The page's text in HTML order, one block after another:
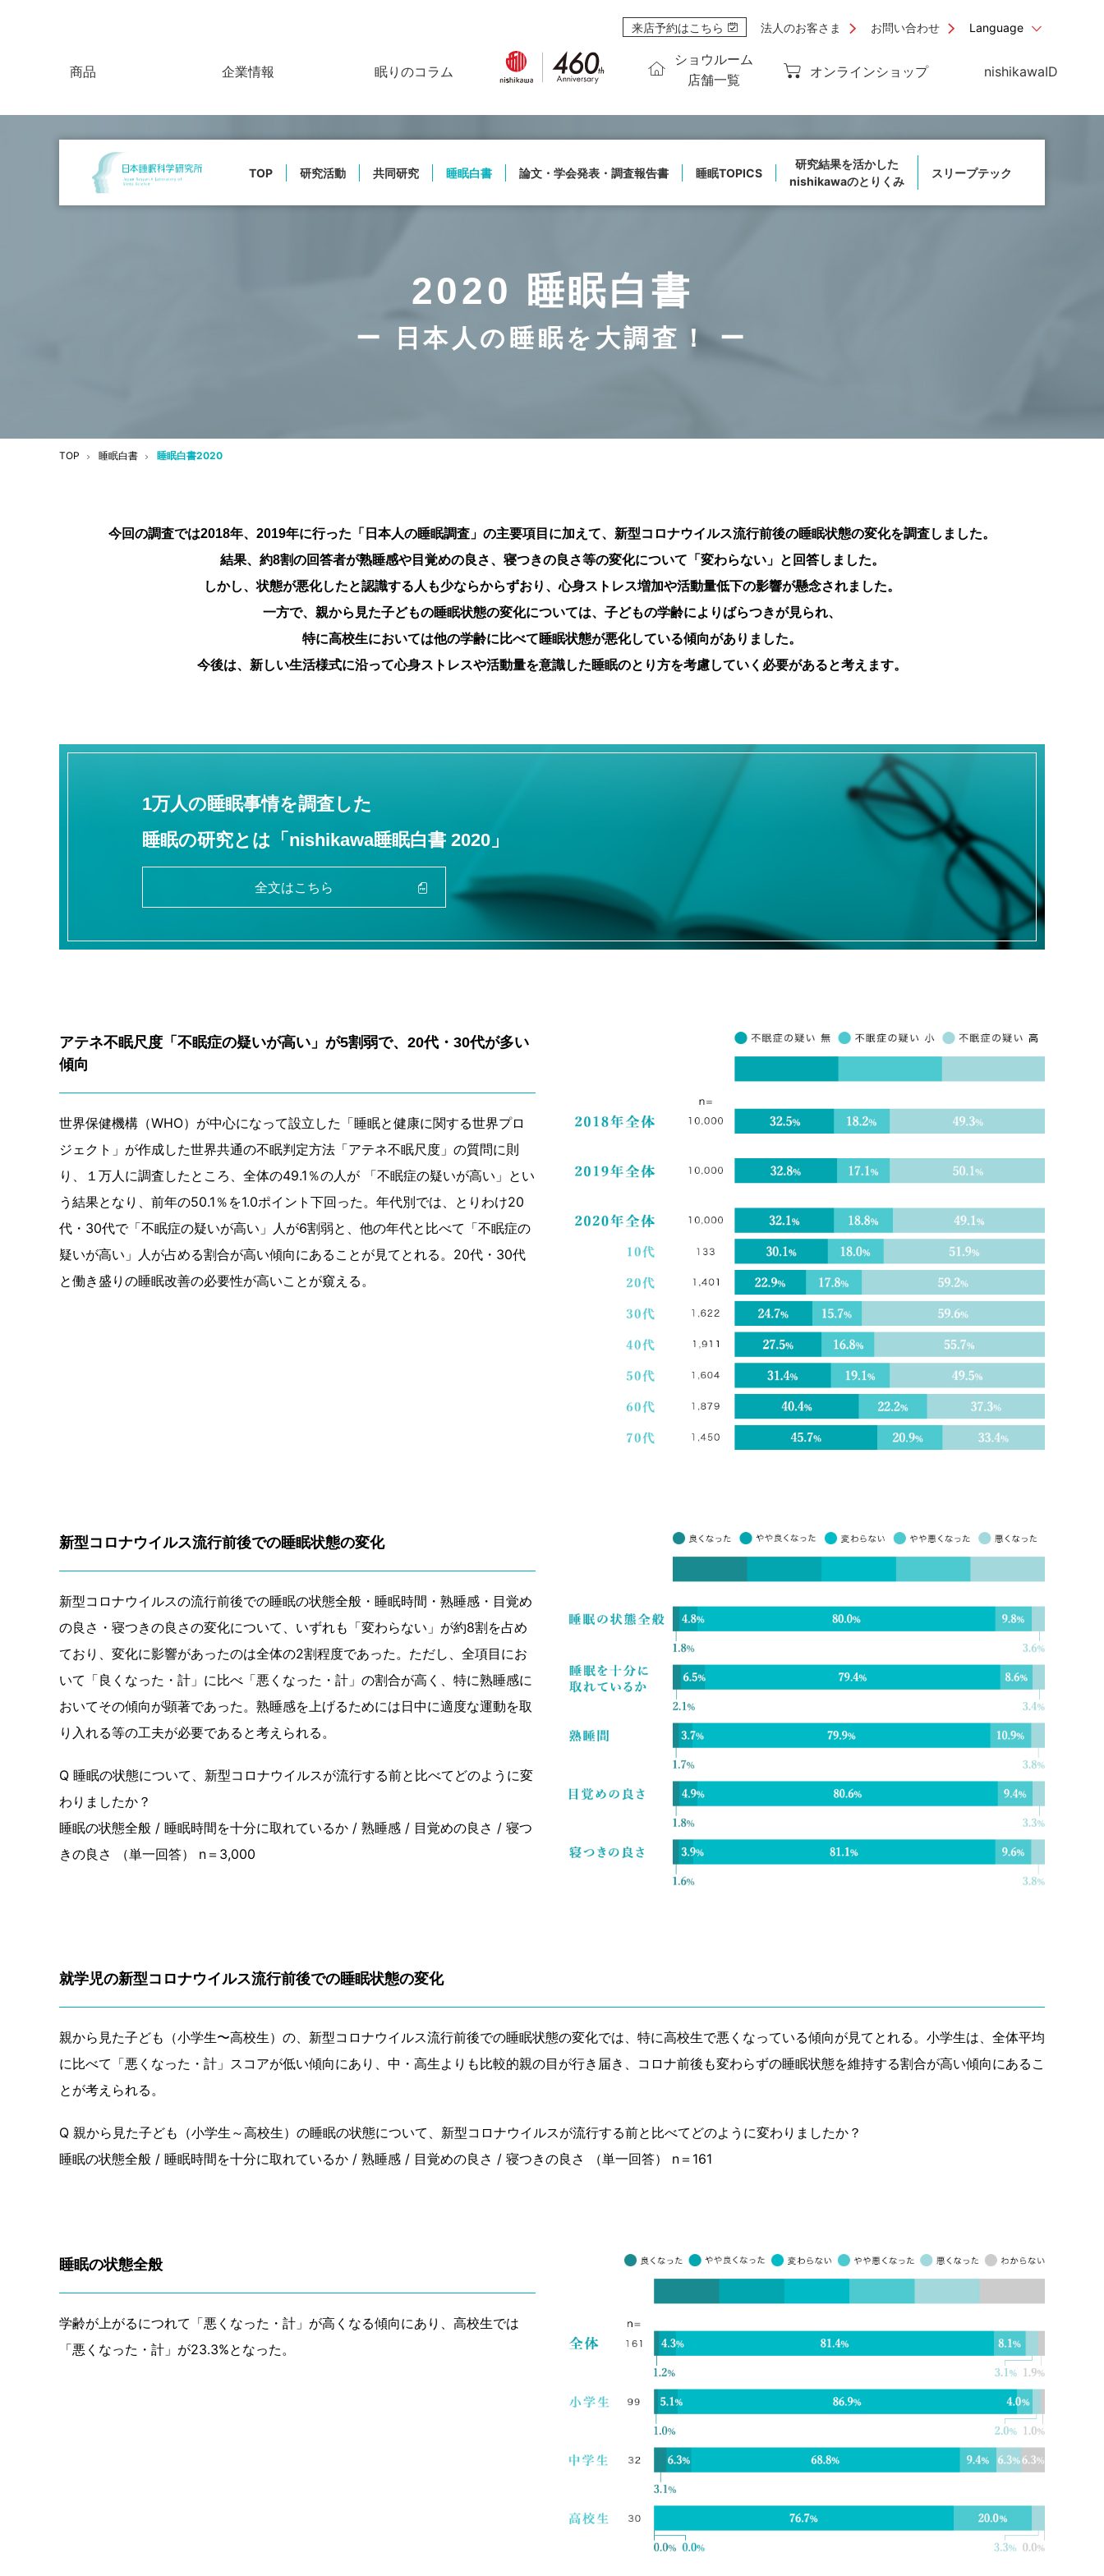
商品 企業情報 眠りのコラム
ショウルーム
店舗一覧
オンラインショップ nishikawaID
来店予約はこちら 法人のお客さま お問い合わせ Language
TOP 研究活動 共同研究 睡眠白書 論文・学会発表・調査報告書 睡眠TOPICS
研究結果を活かした
nishikawaのとりくみ
スリープテック
2020 睡眠白書
ー 日本人の睡眠を大調査！ ー
TOP 睡眠白書 睡眠白書2020
今回の調査では2018年、2019年に行った「日本人の睡眠調査」の主要項目に加えて、新型コロナウイルス流行前後の睡眠状態の変化を調査しました。
結果、約8割の回答者が熟睡感や目覚めの良さ、寝つきの良さ等の変化について「変わらない」と回答しました。
しかし、状態が悪化したと認識する人も少ならからずおり、心身ストレス増加や活動量低下の影響が懸念されました。
一方で、親から見た子どもの睡眠状態の変化については、子どもの学齢によりばらつきが見られ、
特に高校生においては他の学齢に比べて睡眠状態が悪化している傾向がありました。
今後は、新しい生活様式に沿って心身ストレスや活動量を意識した睡眠のとり方を考慮していく必要があると考えます。
1万人の睡眠事情を調査した
睡眠の研究とは 「nishikawa睡眠白書 2020」
全文はこちら
アテネ不眠尺度「不眠症の疑いが高い」が5割弱で、20代・30代が多い
傾向
世界保健機構（WHO）が中心になって設立した「睡眠と健康に関する世界プロ
ジェクト」が作成した世界共通の不眠判定方法「アテネ不眠尺度」の質問に則
り、１万人に調査したところ、全体の49.1％の人が 「不眠症の疑いが高い」とい
う結果となり、前年の50.1％を1.0ポイント下回った。年代別では、とりわけ20
代・30代で「不眠症の疑いが高い」人が6割弱と、他の年代と比べて「不眠症の
疑いが高い」人が占める割合が高い傾向にあることが見てとれる。20代・30代
と働き盛りの睡眠改善の必要性が高いことが窺える。
新型コロナウイルス流行前後での睡眠状態の変化
新型コロナウイルスの流行前後での睡眠の状態全般・睡眠時間・熟睡感・目覚め
の良さ・寝つきの良さの変化について、いずれも「変わらない」が約8割を占め
ており、変化に影響があったのは全体の2割程度であった。ただし、全項目にお
いて「良くなった・計」に比べ「悪くなった・計」の割合が高く、特に熟睡感に
おいてその傾向が顕著であった。熟睡感を上げるためには日中に適度な運動を取
り入れる等の工夫が必要であると考えられる。
Q 睡眠の状態について、新型コロナウイルスが流行する前と比べてどのように変
わりましたか？
睡眠の状態全般 / 睡眠時間を十分に取れているか / 熟睡感 / 目覚めの良さ / 寝つ
きの良さ （単一回答） n＝3,000
就学児の新型コロナウイルス流行前後での睡眠状態の変化
親から見た子ども（小学生〜高校生）の、新型コロナウイルス流行前後での睡眠状態の変化では、特に高校生で悪くなっている傾向が見てとれる。小学生は、全体平均
に比べて「悪くなった・計」スコアが低い傾向にあり、中・高生よりも比較的親の目が行き届き、コロナ前後も変わらずの睡眠状態を維持する割合が高い傾向にあるこ
とが考えられる。
Q 親から見た子ども（小学生～高校生）の睡眠の状態について、新型コロナウイルスが流行する前と比べてどのように変わりましたか？
睡眠の状態全般 / 睡眠時間を十分に取れているか / 熟睡感 / 目覚めの良さ / 寝つきの良さ （単一回答） n＝161
睡眠の状態全般
学齢が上がるにつれて「悪くなった・計」が高くなる傾向にあり、高校生では
「悪くなった・計」が23.3%となった。